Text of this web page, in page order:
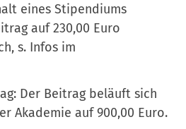
eines Stipendiums
auf 230,00 Euro
s. Infos im
Der Beitrag beläuft sich
Akademie auf 900,00 Euro.